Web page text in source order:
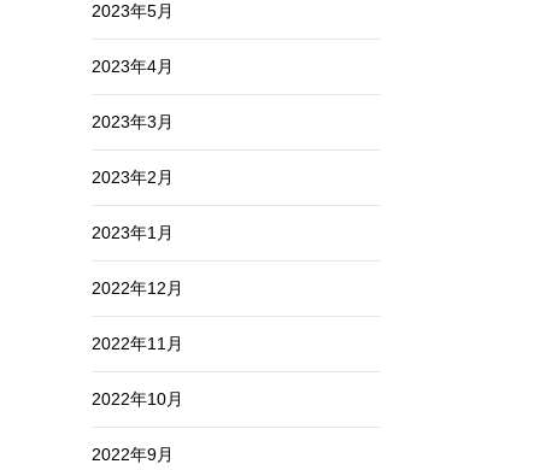
2023年5月
2023年4月
2023年3月
2023年2月
2023年1月
2022年12月
2022年11月
2022年10月
2022年9月